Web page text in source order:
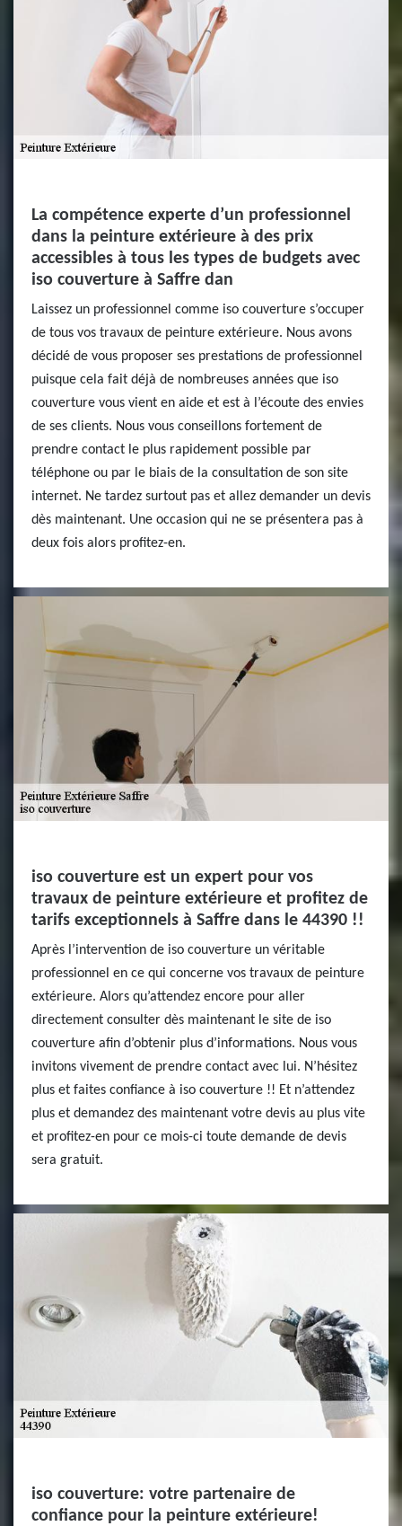
La compétence experte d’un professionnel
dans la peinture extérieure à des prix
accessibles à tous les types de budgets avec
iso couverture à Saffre dan
Laissez un professionnel comme iso couverture s’occuper
de tous vos travaux de peinture extérieure. Nous avons
décidé de vous proposer ses prestations de professionnel
puisque cela fait déjà de nombreuses années que iso
couverture vous vient en aide et est à l’écoute des envies
de ses clients. Nous vous conseillons fortement de
prendre contact le plus rapidement possible par
téléphone ou par le biais de la consultation de son site
internet. Ne tardez surtout pas et allez demander un devis
dès maintenant. Une occasion qui ne se présentera pas à
deux fois alors profitez-en.
iso couverture est un expert pour vos
travaux de peinture extérieure et profitez de
tarifs exceptionnels à Saffre dans le 44390 !!
Après l’intervention de iso couverture un véritable
professionnel en ce qui concerne vos travaux de peinture
extérieure. Alors qu’attendez encore pour aller
directement consulter dès maintenant le site de iso
couverture afin d’obtenir plus d’informations. Nous vous
invitons vivement de prendre contact avec lui. N’hésitez
plus et faites confiance à iso couverture !! Et n’attendez
plus et demandez des maintenant votre devis au plus vite
et profitez-en pour ce mois-ci toute demande de devis
sera gratuit.
iso couverture: votre partenaire de
confiance pour la peinture extérieure!